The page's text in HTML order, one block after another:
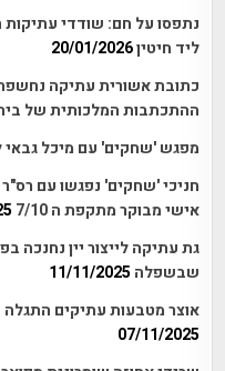
נתפסו על חם: שודדי עתיקות
ליד חיטין20/01/2026
כתובת אשורית עתיקה
ההתכתבות המלכותית של
מפגש 'שחקים' עם מיכל גבאי
חניכי 'שחקים' נפגשו עם רס"ר
אישי מבוקר מתקפת ה 7/10
גת עתיקה לייצור יין נחנכה
שבשפלה 11/11/2025
אוצר מטבעות עתיקים
07/11/2025